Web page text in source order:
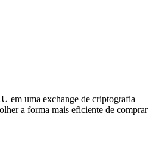
em uma exchange de criptografia
a forma mais eficiente de comprar